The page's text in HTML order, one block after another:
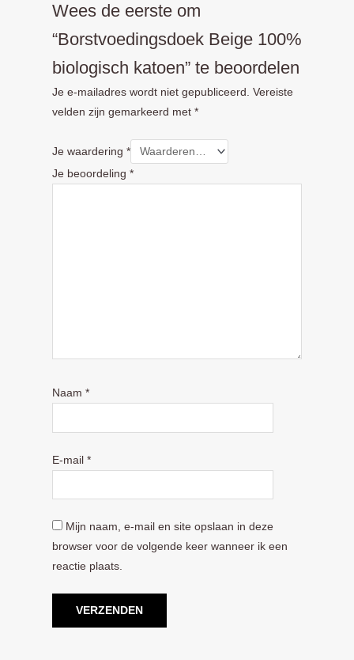
Wees de eerste om
“Borstvoedingsdoek Beige 100%
biologisch katoen” te beoordelen
Je e-mailadres wordt niet gepubliceerd. Vereiste
velden zijn gemarkeerd met *
Je waardering *
Je beoordeling *
Naam *
E-mail *
Mijn naam, e-mail en site opslaan in deze
browser voor de volgende keer wanneer ik een
reactie plaats.